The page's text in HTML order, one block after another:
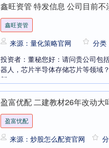
鑫旺资管 特发信息 公司目前
鑫旺资管
来源：量化策略官网 分类
投资者：董秘您好：请问贵公司包
器人，芯片半导体存储芯片等领域
新....
盈富优配 二建教材26年改动
盈富忧配
来源：炒股怎么配资官网